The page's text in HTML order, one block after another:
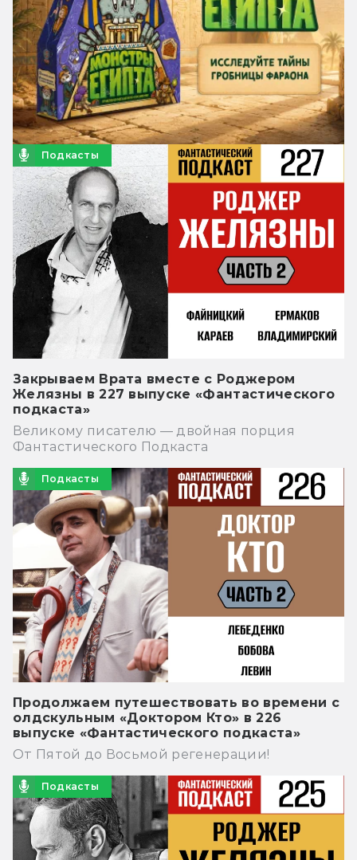
Подкасты
Закрываем Врата вместе с Роджером
Желязны в 227 выпуске «Фантастического
подкаста»
Великому писателю — двойная порция
Фантастического Подкаста
Подкасты
Продолжаем путешествовать во времени с
олдскульным «Доктором Кто» в 226
выпуске «Фантастического подкаста»
От Пятой до Восьмой регенерации!
Подкасты